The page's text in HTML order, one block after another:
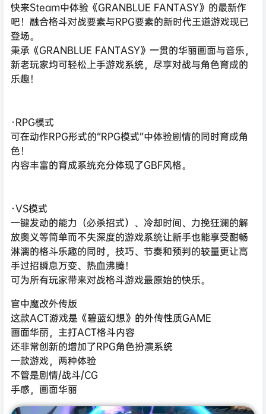
快来Steam中体验《GRANBLUE FANTASY》的最新作
吧！融合格斗对战要素与RPG要素的新时代王道游戏现已
登场。
秉承《GRANBLUE FANTASY》一贯的华丽画面与音乐，
新老玩家均可轻松上手游戏系统，尽享对战与角色育成的
乐趣！
·RPG模式
可在动作RPG形式的“RPG模式”中体验剧情的同时育成角
色！
内容丰富的育成系统充分体现了GBF风格。
·VS模式
一键发动的能力（必杀招式）、冷却时间、力挽狂澜的解
放奥义等简单而不失深度的游戏系统让新手也能享受酣畅
淋漓的格斗乐趣的同时，技巧、节奏和预判的较量更让高
手过招瞬息万变、热血沸腾！
可为所有玩家带来对战格斗游戏最原始的快乐。
官中魔改外传版
这款ACT游戏是《碧蓝幻想》的外传性质GAME
画面华丽，主打ACT格斗内容
还非常创新的增加了RPG角色扮演系统
一款游戏，两种体验
不管是剧情/战斗/CG
手感，画面华丽